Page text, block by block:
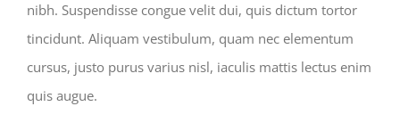
nibh. Suspendisse congue velit dui, quis dictum tortor
tincidunt. Aliquam vestibulum, quam nec elementum
cursus, justo purus varius nisl, iaculis mattis lectus enim
quis augue.